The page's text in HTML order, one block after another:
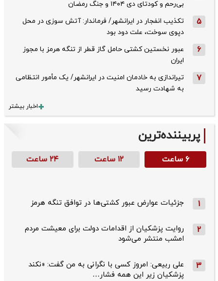
بی‌رحم و کودتای دی‌ ۱۴۰۴ و جنگ رمضان
5
تکذیب ‌انفجار در ایرانشهر/ فرماندار: آتش سوزی در محل
دپوی سوخت، علت دود بود
6
عبور نخستین کشتی حامل گاز قطر از تنگه هرمز با مجوز
ایران
7
تیراندازی به خادمان امنیت در ایرانشهر/ یک مأمور انتظامی
به شهادت رسید
اخبار بیشتر
پربیننده‌ترین
۶ ساعت ۱۲ ساعت ۲۴ ساعت
1 جزئیات عوارض عبور کشتی‌ها در توافق تنگه هرمز
2
روایت پزشکیان از اقدامات دولت برای معیشت مردم
امشب منتشر می‌شود
3
علی ربیعی: امروز کسی با نگرانی به من گفت: «نکند
پزشکیان زیر این همه فشار…